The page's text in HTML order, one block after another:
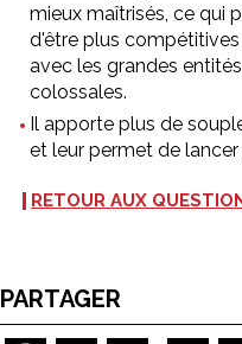
mieux maîtrisés, ce qui
d'être plus
avec les grandes
colossales.
Il apporte plus de
et leur permet de
RETOUR AUX
PARTAGER